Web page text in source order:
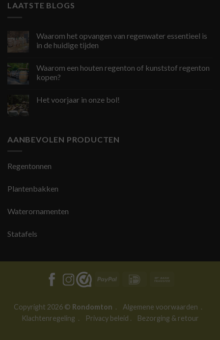
LAATSTE BLOGS
Waarom het opvangen van regenwater essentieel is
in de huidige tijden
Waarom een houten regenton of kunststof regenton
kopen?
Het voorjaar in onze bol!
AANBEVOLEN PRODUCTEN
Regentonnen
Plantenbakken
Waterornamenten
Statafels
PayPal IDeal
Copyright 2026 © Rondomton . Algemene voorwaarden .
Klachtenregeling . Privacy beleid . Bezorging & retour